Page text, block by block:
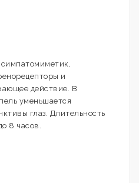
и
действие. В
уменьшается
глаз. Длительность
8 часов.